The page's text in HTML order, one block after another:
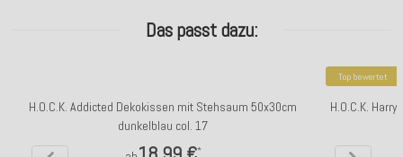
Das passt dazu:
H.O.C.K. Addicted Dekokissen mit Stehsaum 50x30cm
dunkelblau col. 17
*
Top bewertet
H.O.C.K.